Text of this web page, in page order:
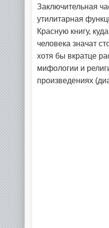
Заключительная
утилитарная
Красную книгу,
человека значат
хотя бы вкратце
мифологии и
произведениях